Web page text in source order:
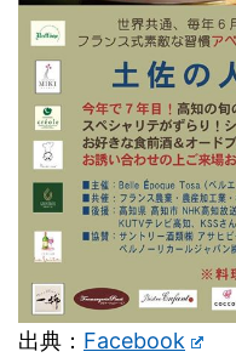
出典： Facebook